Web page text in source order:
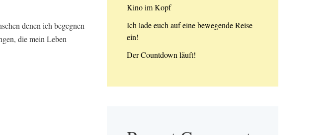
denen ich begegnen
die mein Leben
Kino im Kopf
Ich lade euch auf eine bewegende Reise
ein!
Der Countdown läuft!